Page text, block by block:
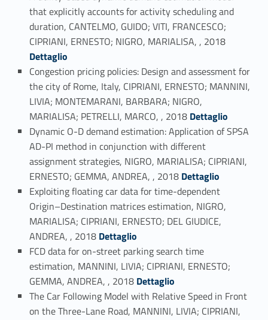
that explicitly accounts for activity scheduling and
duration, CANTELMO, GUIDO; VITI, FRANCESCO;
CIPRIANI, ERNESTO; NIGRO, MARIALISA, , 2018
Dettaglio
Congestion pricing policies: Design and assessment for
the city of Rome, Italy, CIPRIANI, ERNESTO; MANNINI,
LIVIA; MONTEMARANI, BARBARA; NIGRO,
MARIALISA; PETRELLI, MARCO, , 2018 Link identifier #identifier_person_112617-13
Dettaglio
Dynamic O-D demand estimation: Application of SPSA
AD-PI method in conjunction with different
assignment strategies, NIGRO, MARIALISA; CIPRIANI,
ERNESTO; GEMMA, ANDREA, , 2018 Link identifier #identifier_person_64580-14
Dettaglio
Exploiting floating car data for time-dependent
Origin–Destination matrices estimation, NIGRO,
MARIALISA; CIPRIANI, ERNESTO; DEL GIUDICE,
ANDREA, , 2018 Link identifier #identifier_person_63895-15
Dettaglio
FCD data for on-street parking search time
estimation, MANNINI, LIVIA; CIPRIANI, ERNESTO;
GEMMA, ANDREA, , 2018 Link identifier #identifier_person_43498-16
Dettaglio
The Car Following Model with Relative Speed in Front
on the Three-Lane Road, MANNINI, LIVIA; CIPRIANI,